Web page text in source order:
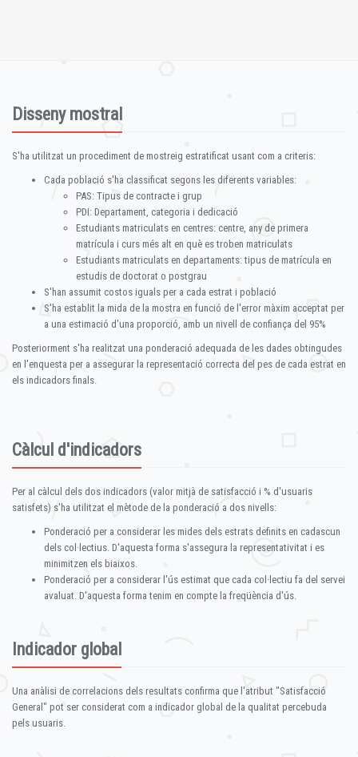
Disseny mostral
S'ha utilitzat un procediment de mostreig estratificat usant com a criteris:
Cada població s'ha classificat segons les diferents variables:
PAS: Tipus de contracte i grup
PDI: Departament, categoria i dedicació
Estudiants matriculats en centres: centre, any de primera
matrícula i curs més alt en què es troben matriculats
Estudiants matriculats en departaments: tipus de matrícula en
estudis de doctorat o postgrau
S'han assumit costos iguals per a cada estrat i població
S'ha establit la mida de la mostra en funció de l'error màxim acceptat per
a una estimació d'una proporció, amb un nivell de confiança del 95%
Posteriorment s'ha realitzat una ponderació adequada de les dades obtingudes
en l'enquesta per a assegurar la representació correcta del pes de cada estrat en
els indicadors finals.
Càlcul d'indicadors
Per al càlcul dels dos indicadors (valor mitjà de satisfacció i % d'usuaris
satisfets) s'ha utilitzat el mètode de la ponderació a dos nivells:
Ponderació per a considerar les mides dels estrats definits en cadascun
dels col·lectius. D'aquesta forma s'assegura la representativitat i es
minimitzen els biaixos.
Ponderació per a considerar l'ús estimat que cada col·lectiu fa del servei
avaluat. D'aquesta forma tenim en compte la freqüència d'ús.
Indicador global
Una anàlisi de correlacions dels resultats confirma que l'atribut "Satisfacció
General" pot ser considerat com a indicador global de la qualitat percebuda
pels usuaris.